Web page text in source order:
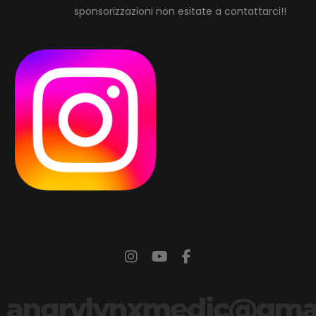
sponsorizzazioni non esitate a contattarci!!